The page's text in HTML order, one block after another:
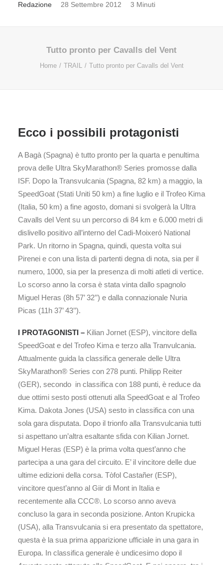
Redazione 28 Settembre 2012 3 Minuti
Tutto pronto per Cavalls del Vent
Home TRAIL Tutto pronto per Cavalls del Vent
Ecco i possibili protagonisti
A Bagà (Spagna) è tutto pronto per la quarta e penultima
prova delle Ultra SkyMarathon® Series promosse dalla
ISF. Dopo la Transvulcania (Spagna, 82 km) a maggio, la
SpeedGoat (Stati Uniti 50 km) a fine luglio e il Trofeo Kima
(Italia, 50 km) a fine agosto, domani si svolgerà la Ultra
Cavalls del Vent su un percorso di 84 km e 6.000 metri di
dislivello positivo all’interno del Cadi-Moixeró National
Park. Un ritorno in Spagna, quindi, questa volta sui
Pirenei e con una lista di partenti degna di nota, sia per il
numero, 1000, sia per la presenza di molti atleti di vertice.
Lo scorso anno la corsa è stata vinta dallo spagnolo
Miguel Heras (8h 57’ 32’’) e dalla connazionale Nuria
Picas (11h 37’ 43’’).
I PROTAGONISTI – Kilian Jornet (ESP), vincitore della
SpeedGoat e del Trofeo Kima e terzo alla Tranvulcania.
Attualmente guida la classifica generale delle Ultra
SkyMarathon® Series con 278 punti. Philipp Reiter
(GER), secondo in classifica con 188 punti, è reduce da
due ottimi sesto posti ottenuti alla SpeedGoat e al Trofeo
Kima. Dakota Jones (USA) sesto in classifica con una
sola gara disputata. Dopo il trionfo alla Transvulcania tutti
si aspettano un’altra esaltante sfida con Kilian Jornet.
Miguel Heras (ESP) è la prima volta quest’anno che
partecipa a una gara del circuito. E’ il vincitore delle due
ultime edizioni della corsa. Tòfol Castañer (ESP),
vincitore quest’anno al Giir di Mont in Italia e
recentemente alla CCC®. Lo scorso anno aveva
concluso la gara in seconda posizione. Anton Krupicka
(USA), alla Transvulcania si era presentato da spettatore,
questa è la sua prima apparizione ufficiale in una gara in
Europa. In classifica generale è undicesimo dopo il